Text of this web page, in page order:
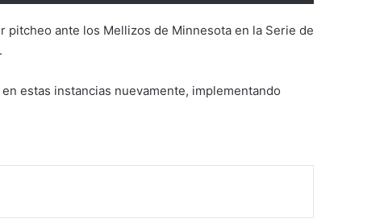
ante los Mellizos de Minnesota en la Serie de
estas instancias nuevamente, implementando